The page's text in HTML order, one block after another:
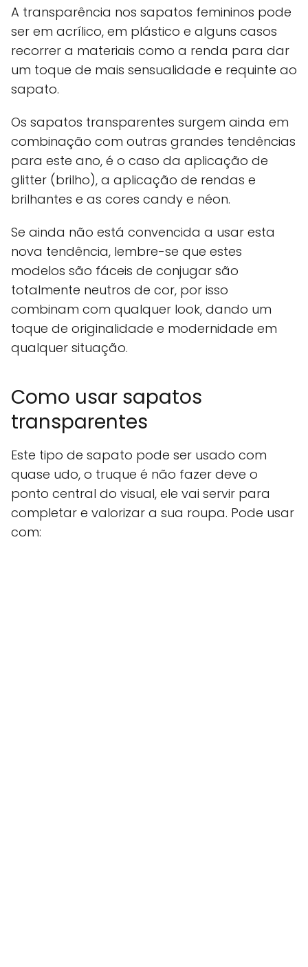
A transparência nos sapatos femininos pode
ser em acrílico, em plástico e alguns casos
recorrer a materiais como a renda para dar
um toque de mais sensualidade e requinte ao
sapato.
Os sapatos transparentes surgem ainda em
combinação com outras grandes tendências
para este ano, é o caso da aplicação de
glitter (brilho), a aplicação de rendas e
brilhantes e as cores candy e néon.
Se ainda não está convencida a usar esta
nova tendência, lembre-se que estes
modelos são fáceis de conjugar são
totalmente neutros de cor, por isso
combinam com qualquer look, dando um
toque de originalidade e modernidade em
qualquer situação.
Como usar sapatos
transparentes
Este tipo de sapato pode ser usado com
quase udo, o truque é não fazer deve o
ponto central do visual, ele vai servir para
completar e valorizar a sua roupa. Pode usar
com: